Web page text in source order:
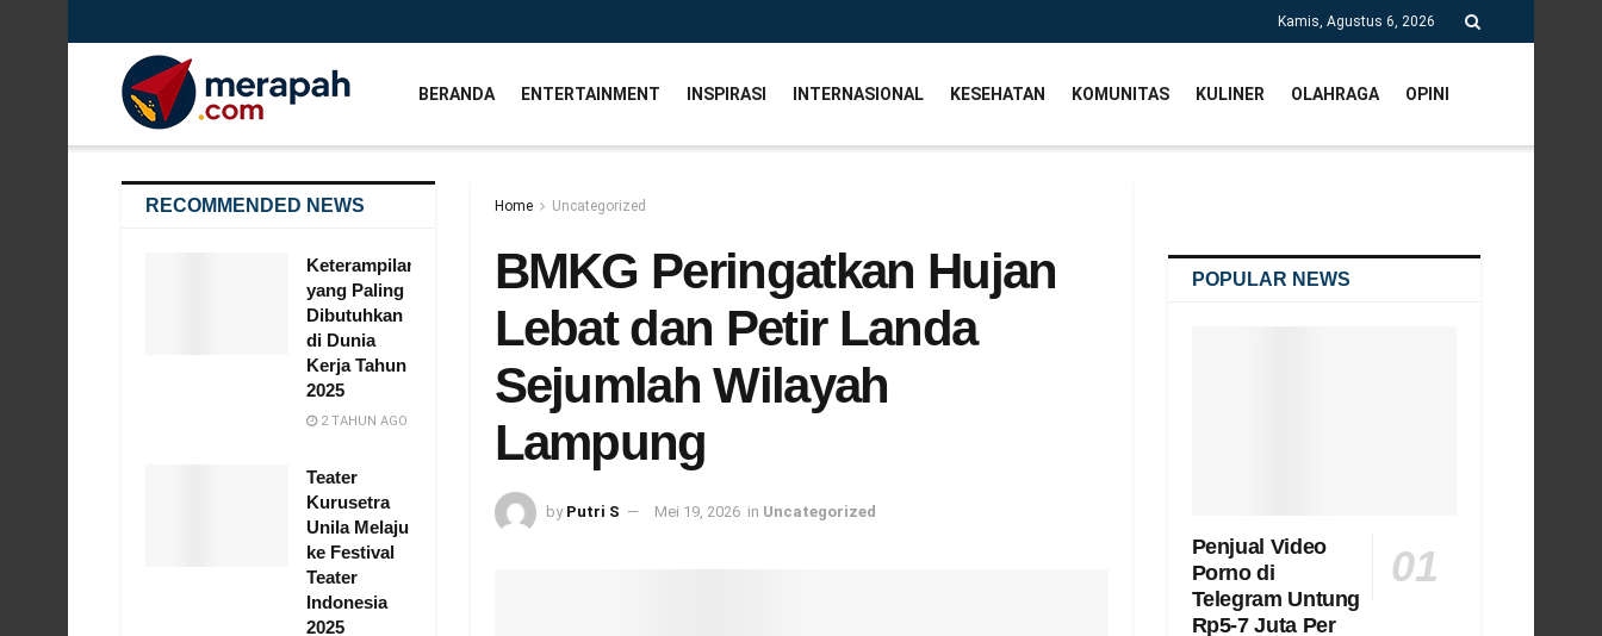
Kamis, Agustus 6, 2026
BERANDA ENTERTAINMENT INSPIRASI INTERNASIONAL KESEHATAN KOMUNITAS KULINER OLAHRAGA OPINI
Home Uncategorized
BMKG Peringatkan Hujan
Lebat dan Petir Landa
Sejumlah Wilayah
Lampung
by Putri S Mei 19, 2026 in Uncategorized
RECOMMENDED NEWS
Keterampilan
yang Paling
Dibutuhkan
di Dunia
Kerja Tahun
2025
2 TAHUN AGO
Teater
Kurusetra
Unila Melaju
ke Festival
Teater
Indonesia
2025
POPULAR NEWS
Penjual Video
Porno di
Telegram Untung
Rp5-7 Juta Per